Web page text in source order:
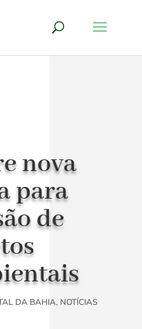
nova
para
de
DA BAHIA, NOTÍCIAS